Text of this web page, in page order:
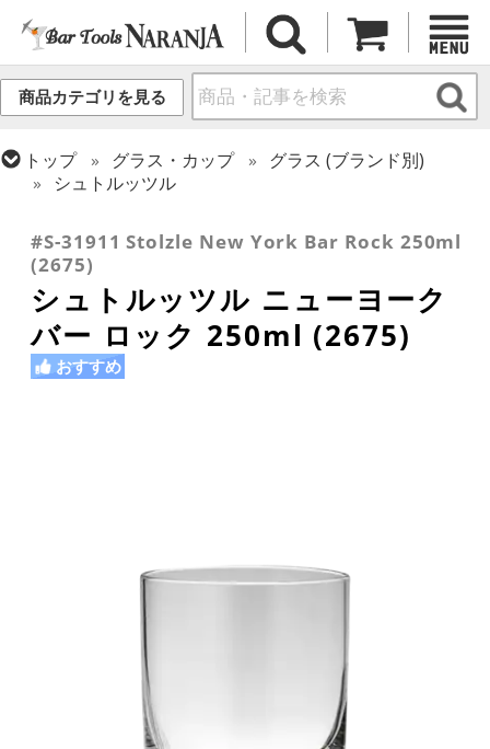
商品カテゴリを見る
トップ グラス・カップ
グラス (ブランド別)
シュトルッツル
ロックグラス
#S-31911 Stolzle New York Bar Rock 250ml
(2675)
シュトルッツル ニューヨーク
バー ロック 250ml (2675)
おすすめ